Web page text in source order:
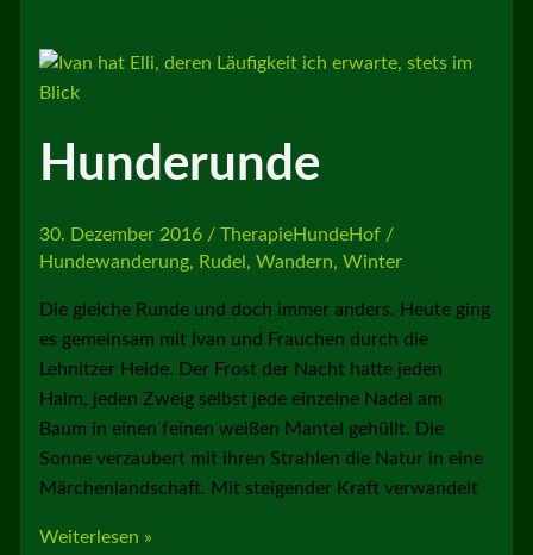
Hunderunde
30. Dezember 2016 / TherapieHundeHof/
Hundewanderung, Rudel , Wandern, Winter
Die gleiche Runde und doch immer anders. Heute ging
es gemeinsam mit Ivan und Frauchen durch die
Lehnitzer Heide. Der Frost der Nacht hatte jeden
Halm, jeden Zweig selbst jede einzelne Nadel am
Baum in einen feinen weißen Mantel gehüllt. Die
Sonne verzaubert mit ihren Strahlen die Natur in eine
Märchenlandschaft. Mit steigender Kraft verwandelt
Hunderunde
Weiterlesen »